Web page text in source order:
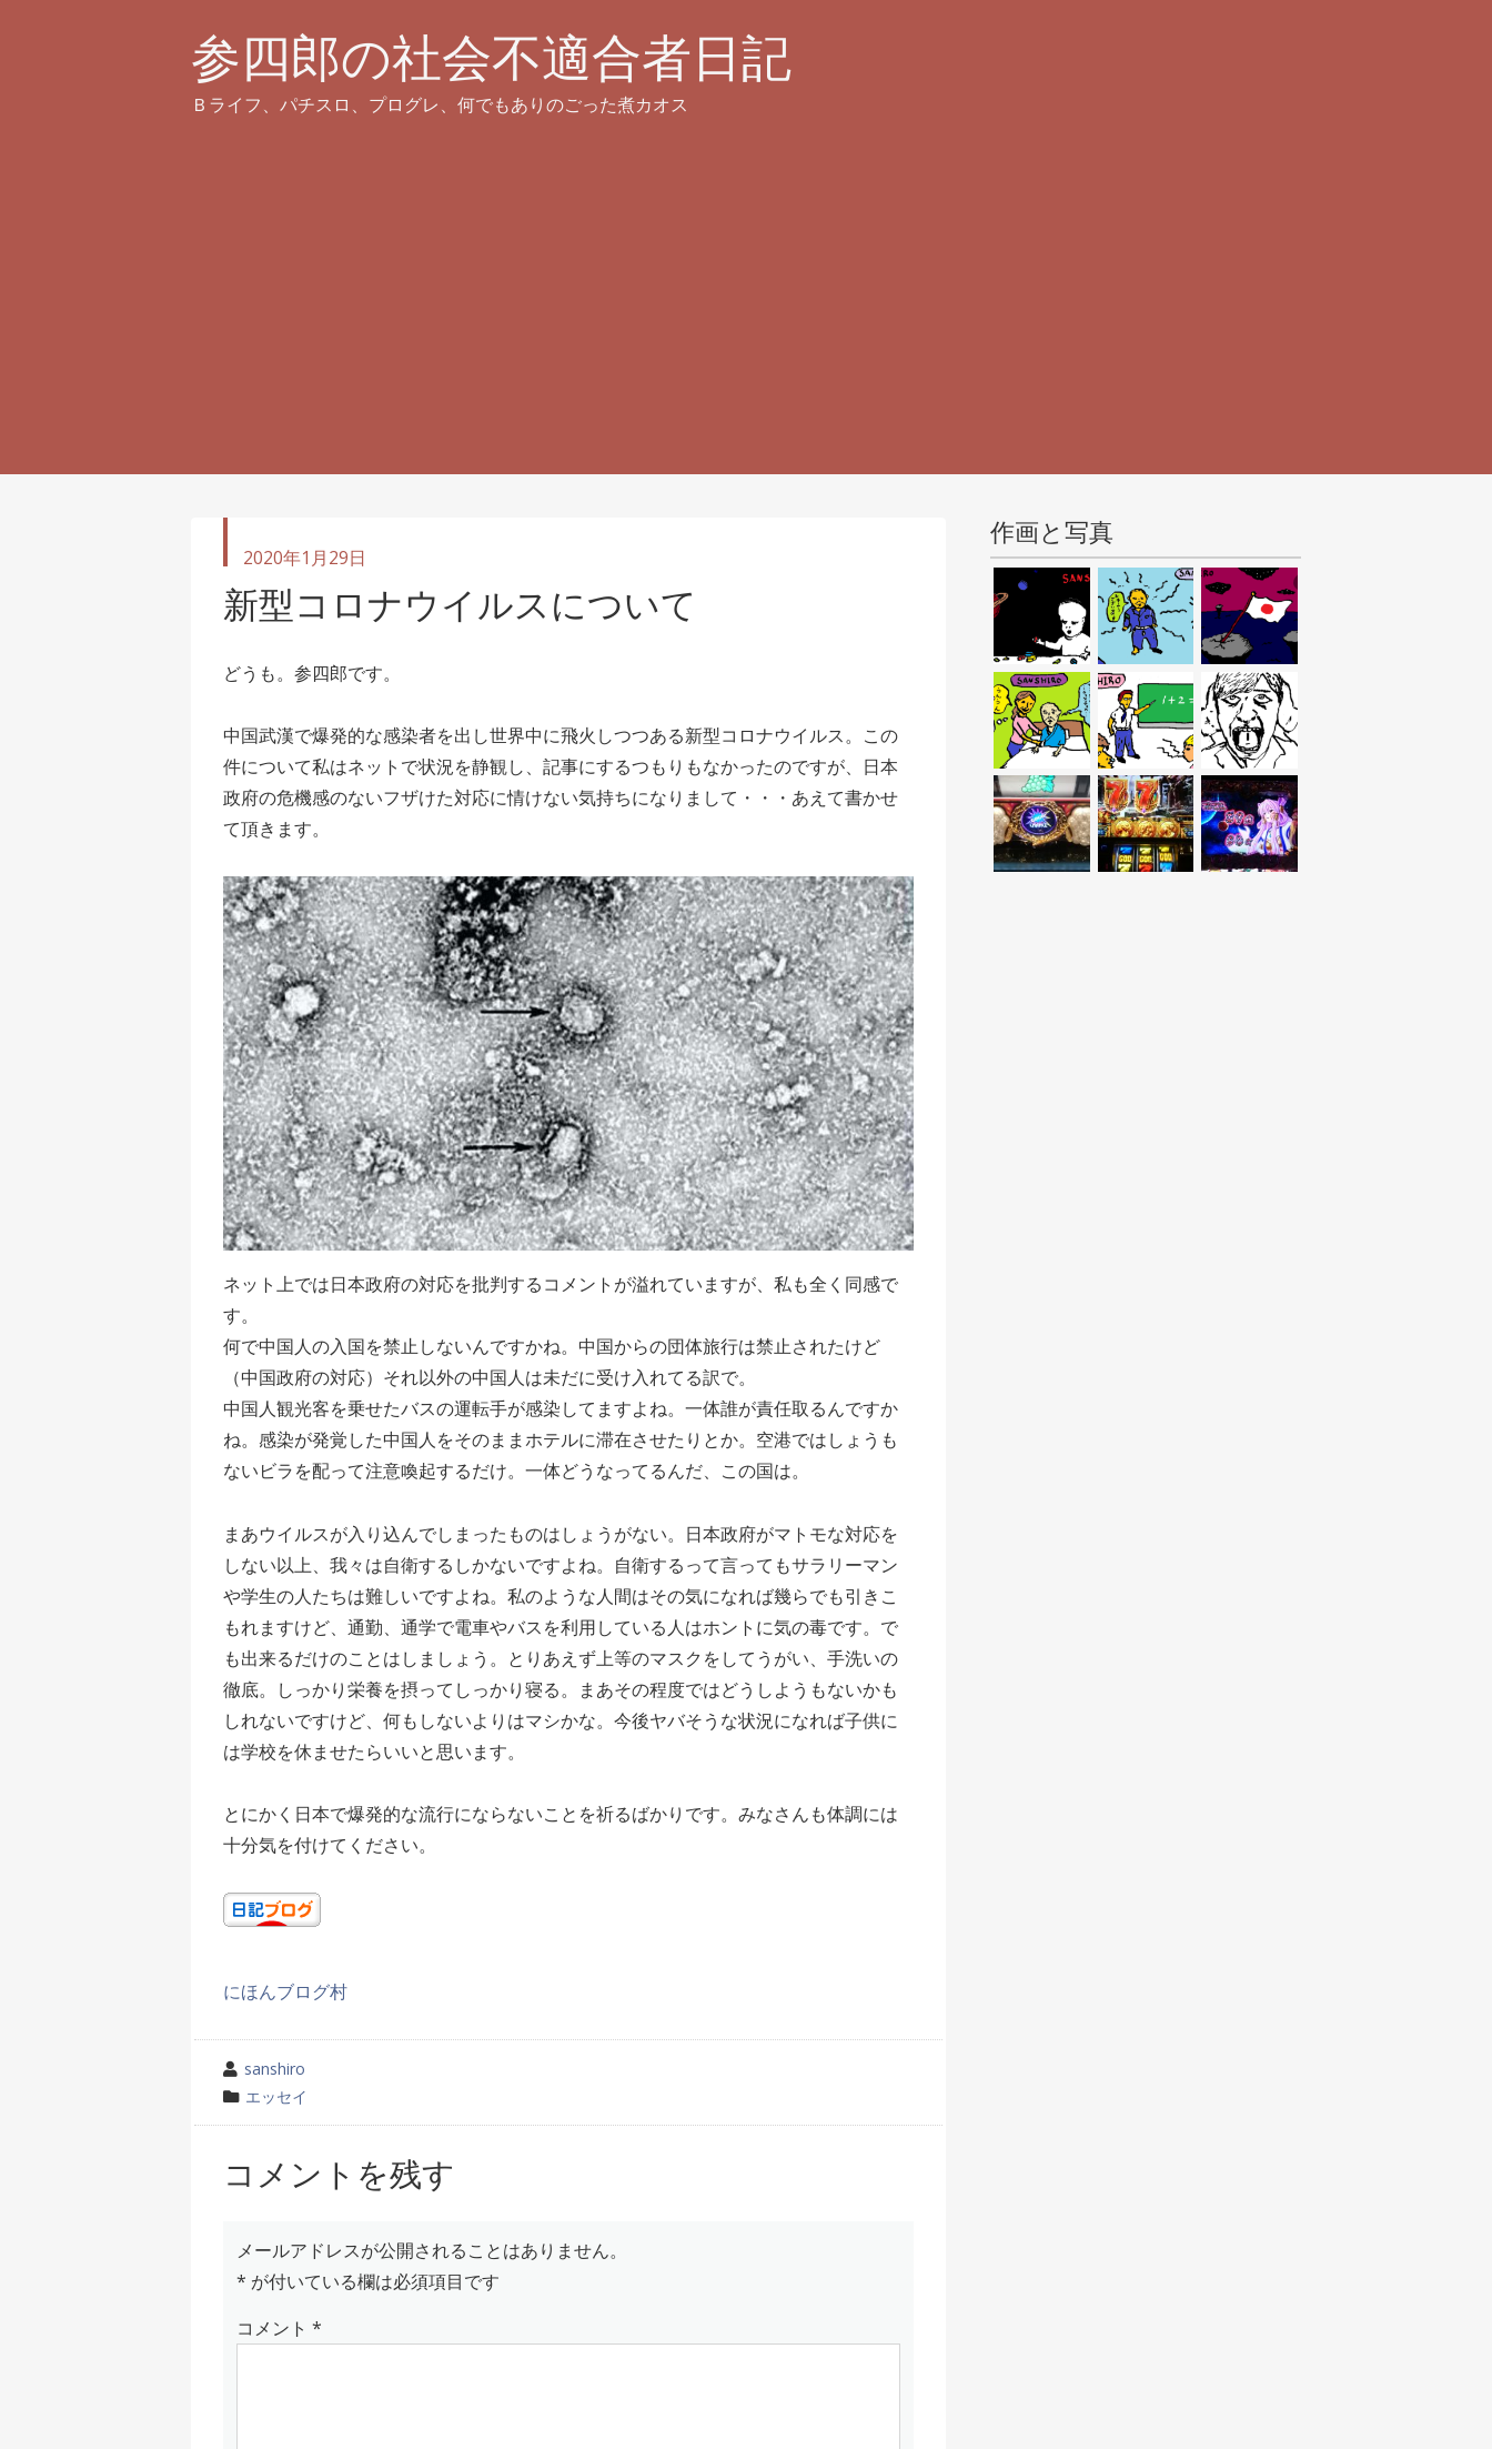
参四郎の社会不適合者日記
Ｂライフ、パチスロ、プログレ、何でもありのごった煮カオス
投
日
2020年1月29日
新型コロナウイルスについて
どうも。参四郎です。
中国武漢で爆発的な感染者を出し世界中に飛火しつつある新型コロナウイルス。この
件について私はネットで状況を静観し、記事にするつもりもなかったのですが、日本
政府の危機感のないフザけた対応に情けない気持ちになりまして・・・あえて書かせ
て頂きます。
ネット上では日本政府の対応を批判するコメントが溢れていますが、私も全く同感で
す。
何で中国人の入国を禁止しないんですかね。中国からの団体旅行は禁止されたけど
（中国政府の対応）それ以外の中国人は未だに受け入れてる訳で。
中国人観光客を乗せたバスの運転手が感染してますよね。一体誰が責任取るんですか
ね。感染が発覚した中国人をそのままホテルに滞在させたりとか。空港ではしょうも
ないビラを配って注意喚起するだけ。一体どうなってるんだ、この国は。
まあウイルスが入り込んでしまったものはしょうがない。日本政府がマトモな対応を
しない以上、我々は自衛するしかないですよね。自衛するって言ってもサラリーマン
や学生の人たちは難しいですよね。私のような人間はその気になれば幾らでも引きこ
もれますけど、通勤、通学で電車やバスを利用している人はホントに気の毒です。で
も出来るだけのことはしましょう。とりあえず上等のマスクをしてうがい、手洗いの
徹底。しっかり栄養を摂ってしっかり寝る。まあその程度ではどうしようもないかも
しれないですけど、何もしないよりはマシかな。今後ヤバそうな状況になれば子供に
は学校を休ませたらいいと思います。
とにかく日本で爆発的な流行にならないことを祈るばかりです。みなさんも体調には
十分気を付けてください。
にほんブログ村
投
稿
者
sanshiro
カ
テ
リ
エッセイ
コメントを残す
メールアドレスが公開されることはありません。
* が付いている欄は必須項目です
コメント *
作画と写真